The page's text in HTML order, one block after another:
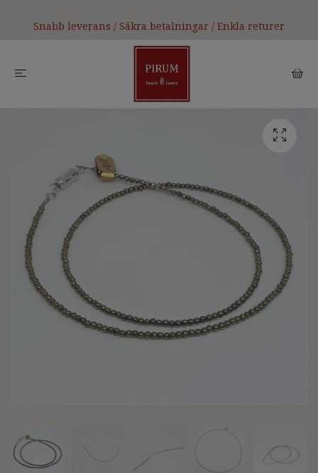
Snabb leverans / Säkra betalningar / Enkla returer